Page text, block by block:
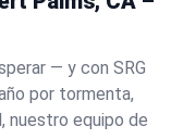
— y con SRG
por tormenta,
nuestro equipo de